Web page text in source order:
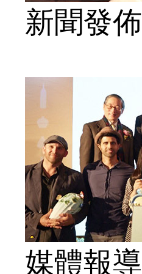
新聞發佈
媒體報導